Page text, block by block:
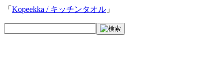
「 Kopeekka / キッチンタオル 」